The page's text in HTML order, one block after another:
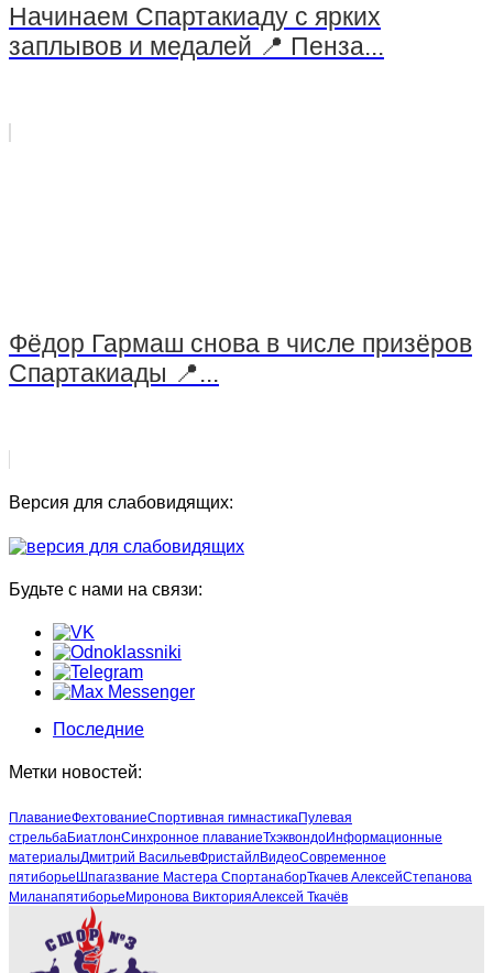
Начинаем Спартакиаду с ярких
заплывов и медалей 📍 Пенза...
Фёдор Гармаш снова в числе призёров
Спартакиады 📍...
Версия для слабовидящих:
Будьте с нами на связи:
Последние
Метки новостей:
ПлаваниеФехтованиеСпортивная гимнастикаПулевая
стрельбаБиатлонСинхронное плаваниеТхэквондоИнформационные
материалыДмитрий ВасильевФристайлВидеоСовременное
пятиборьеШпагазвание Мастера СпортанаборТкачев АлексейСтепанова
МиланапятиборьеМиронова ВикторияАлексей Ткачёв